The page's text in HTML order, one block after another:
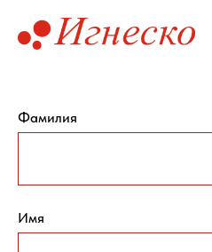
Фамилия
Имя